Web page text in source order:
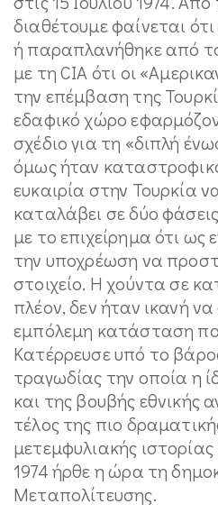
διαθέτουμε φαίνεται
ή παραπλανήθηκε από
με τη CIA ότι οι
την επέμβαση της
εδαφικό χώρο
σχέδιο για τη «διπλή
όμως ήταν
ευκαιρία στην Τουρκία
καταλάβει σε δύο
με το επιχείρημα ότι ως
την υποχρέωση να
στοιχείο. Η χούντα σε
πλέον, δεν ήταν ικανή
εμπόλεμη κατάσταση
Κατέρρευσε υπό το
τραγωδίας την οποία η
και της βουβής εθνικής
τέλος της πιο
μετεμφυλιακής ιστορίας
1974 ήρθε η ώρα τη
Μεταπολίτευσης.